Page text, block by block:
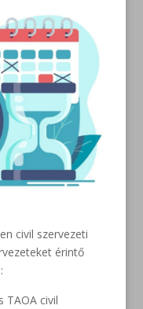
civil szervezeti
érintő
TAOA civil